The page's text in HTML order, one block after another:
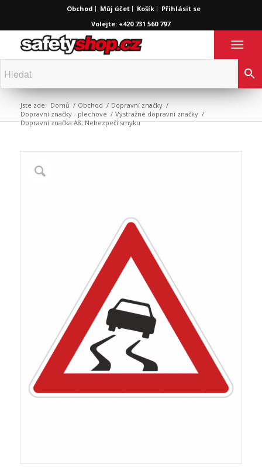
Obchod Můj účet Košík
Přihlásit se
Volejte: +420 731 560 797
Jste zde: Domů / Obchod / Dopravní značky /
Dopravní značky - plechové / Výstražné dopravní značky /
Dopravní značka A8, Nebezpečí smyku